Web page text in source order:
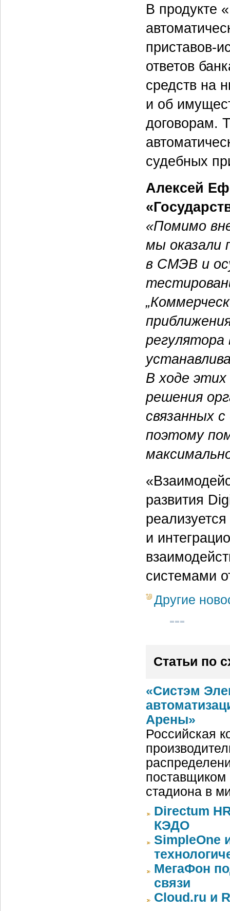
В продукте
приставов-
ответов
средств на
и об
договорам.
судебных
Алексей
«Помимо
мы оказали
в СМЭВ и
регулятора
В ходе
решения
связанных
поэтому
развития
и
системами
Другие
Статьи по
«Систэм
Арены»
Российская
поставщиком
стадиона в
Directum
КЭДО
SimpleOne
МегаФон
связи
Cloud.ru и